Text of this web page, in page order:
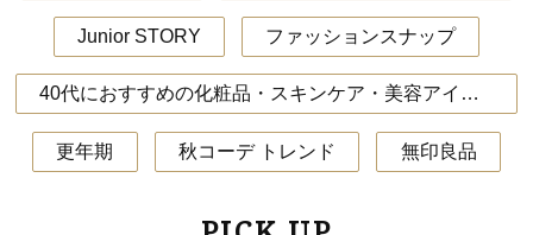
Junior STORY ファッションスナップ
40代におすすめの化粧品・スキンケア・美容アイテム
更年期 秋コーデ トレンド 無印良品